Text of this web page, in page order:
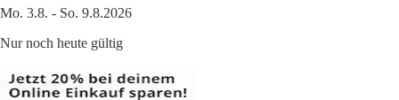
Mo. 3.8. - So. 9.8.2026
Nur noch heute gültig